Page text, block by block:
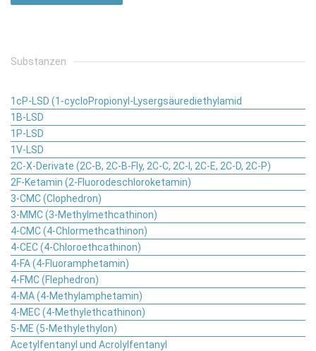
Substanzen
1cP-LSD (1-cycloPropionyl-Lysergsäurediethylamid
1B-LSD
1P-LSD
1V-LSD
2C-X-Derivate (2C-B, 2C-B-Fly, 2C-C, 2C-I, 2C-E, 2C-D, 2C-P)
2F-Ketamin (2-Fluorodeschloroketamin)
3-CMC (Clophedron)
3-MMC (3-Methylmethcathinon)
4-CMC (4-Chlormethcathinon)
4-CEC (4-Chloroethcathinon)
4-FA (4-Fluoramphetamin)
4-FMC (Flephedron)
4-MA (4-Methylamphetamin)
4-MEC (4-Methylethcathinon)
5-ME (5-Methylethylon)
Acetylfentanyl und Acrolylfentanyl